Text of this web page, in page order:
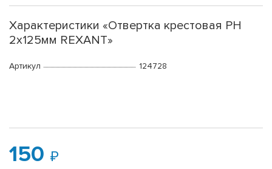
Характеристики «Отвертка крестовая PH
2х125мм REXANT»
Артикул 124728
150